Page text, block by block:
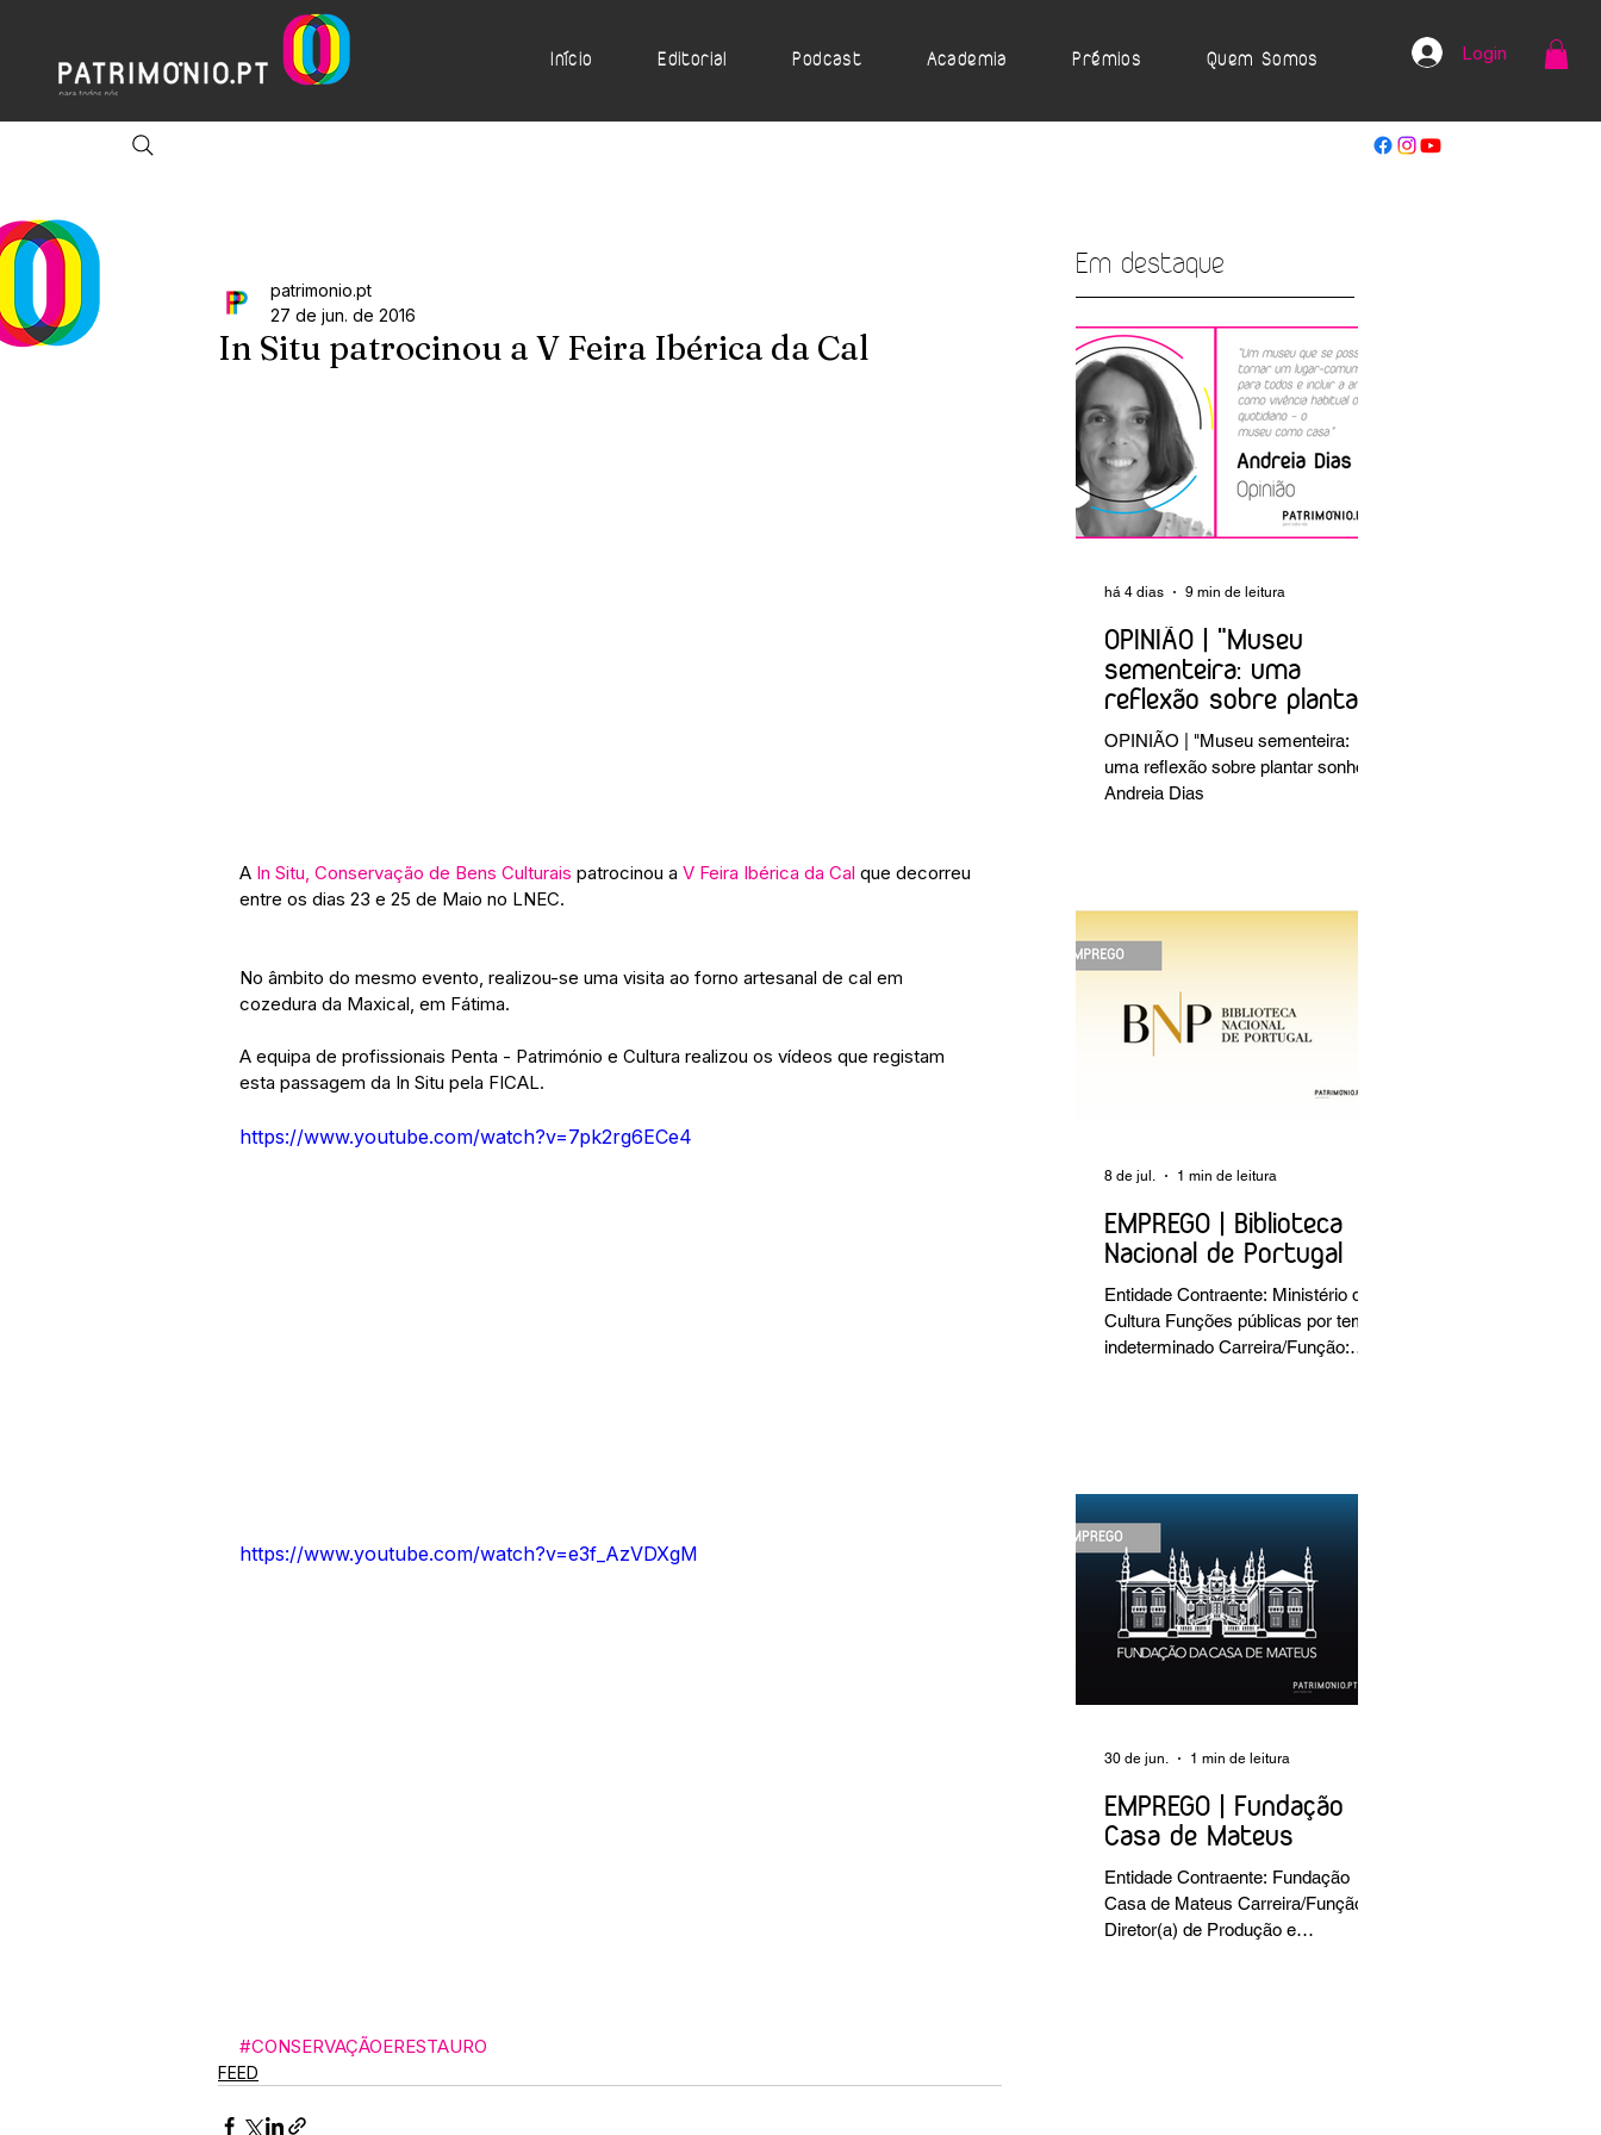
Início Editorial Podcast Academia Prémios Quem Somos Login
In Situ patrocinou a V Feira Ibérica da Cal
patrimonio.pt
27 de jun. de 2016
A In Situ, Conservação de Bens Culturais patrocinou a V Feira Ibérica da Cal que decorreu
entre os dias 23 e 25 de Maio no LNEC.
No âmbito do mesmo evento, realizou-se uma visita ao forno artesanal de cal em
cozedura da Maxical, em Fátima.
A equipa de profissionais Penta - Património e Cultura realizou os vídeos que registam
esta passagem da In Situ pela FICAL.
https://www.youtube.com/watch?v=7pk2rg6ECe4
https://www.youtube.com/watch?v=e3f_AzVDXgM
#CONSERVAÇÃOERESTAURO
FEED
Em destaque
OPINIÃO | "Museu
sementeira: uma
reflexão sobre plantar
sonhos" Andreia Dias
OPINIÃO | "Museu sementeira:
uma reflexão sobre plantar sonhos"
Andreia Dias
há 4 dias 9 min de leitura
EMPREGO | Biblioteca
Nacional de Portugal
Entidade Contraente: Ministério da
Cultura Funções públicas por tempo
indeterminado Carreira/Função:
espécies bibliográficas
intervencionadas; execução dos
programas de conservação
preventiva; produção de fichas de
tratamento e registo fotográfico das
intervenções; apoio a exposições i
8 de jul. 1 min de leitura
EMPREGO | Fundação
Casa de Mateus
Entidade Contraente: Fundação
Casa de Mateus Carreira/Função:
Diretor(a) de Produção e
30 de jun. 1 min de leitura